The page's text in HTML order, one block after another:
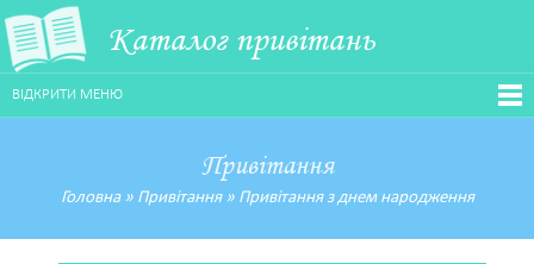
Каталог привітань
ВІДКРИТИ МЕНЮ
Привітання
Головна» Привітання» Привітання з днем народження